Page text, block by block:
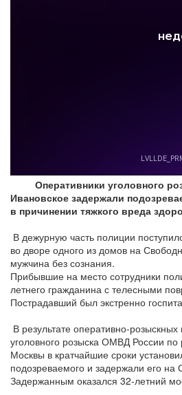
Оперативники уголовного
Ивановское задержали
в причинении тяжкого вреда
В дежурную часть полиции
во дворе одного из домов на
мужчина без сознания.
Прибывшие на место сотрудники
летнего гражданина с телесными
Пострадавший был экстренно
В результате оперативно-
уголовного розыска ОМВД России по
Москвы в кратчайшие сроки
подозреваемого и задержали его на
Задержанным оказался 32-летний